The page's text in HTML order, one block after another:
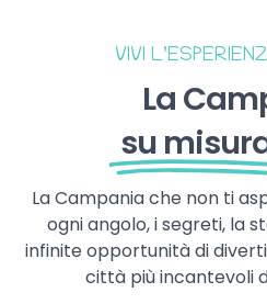
VIVI
La
su
La Campania che non ti
ogni angolo, i segreti, la
infinite opportunità di
città più incantevoli